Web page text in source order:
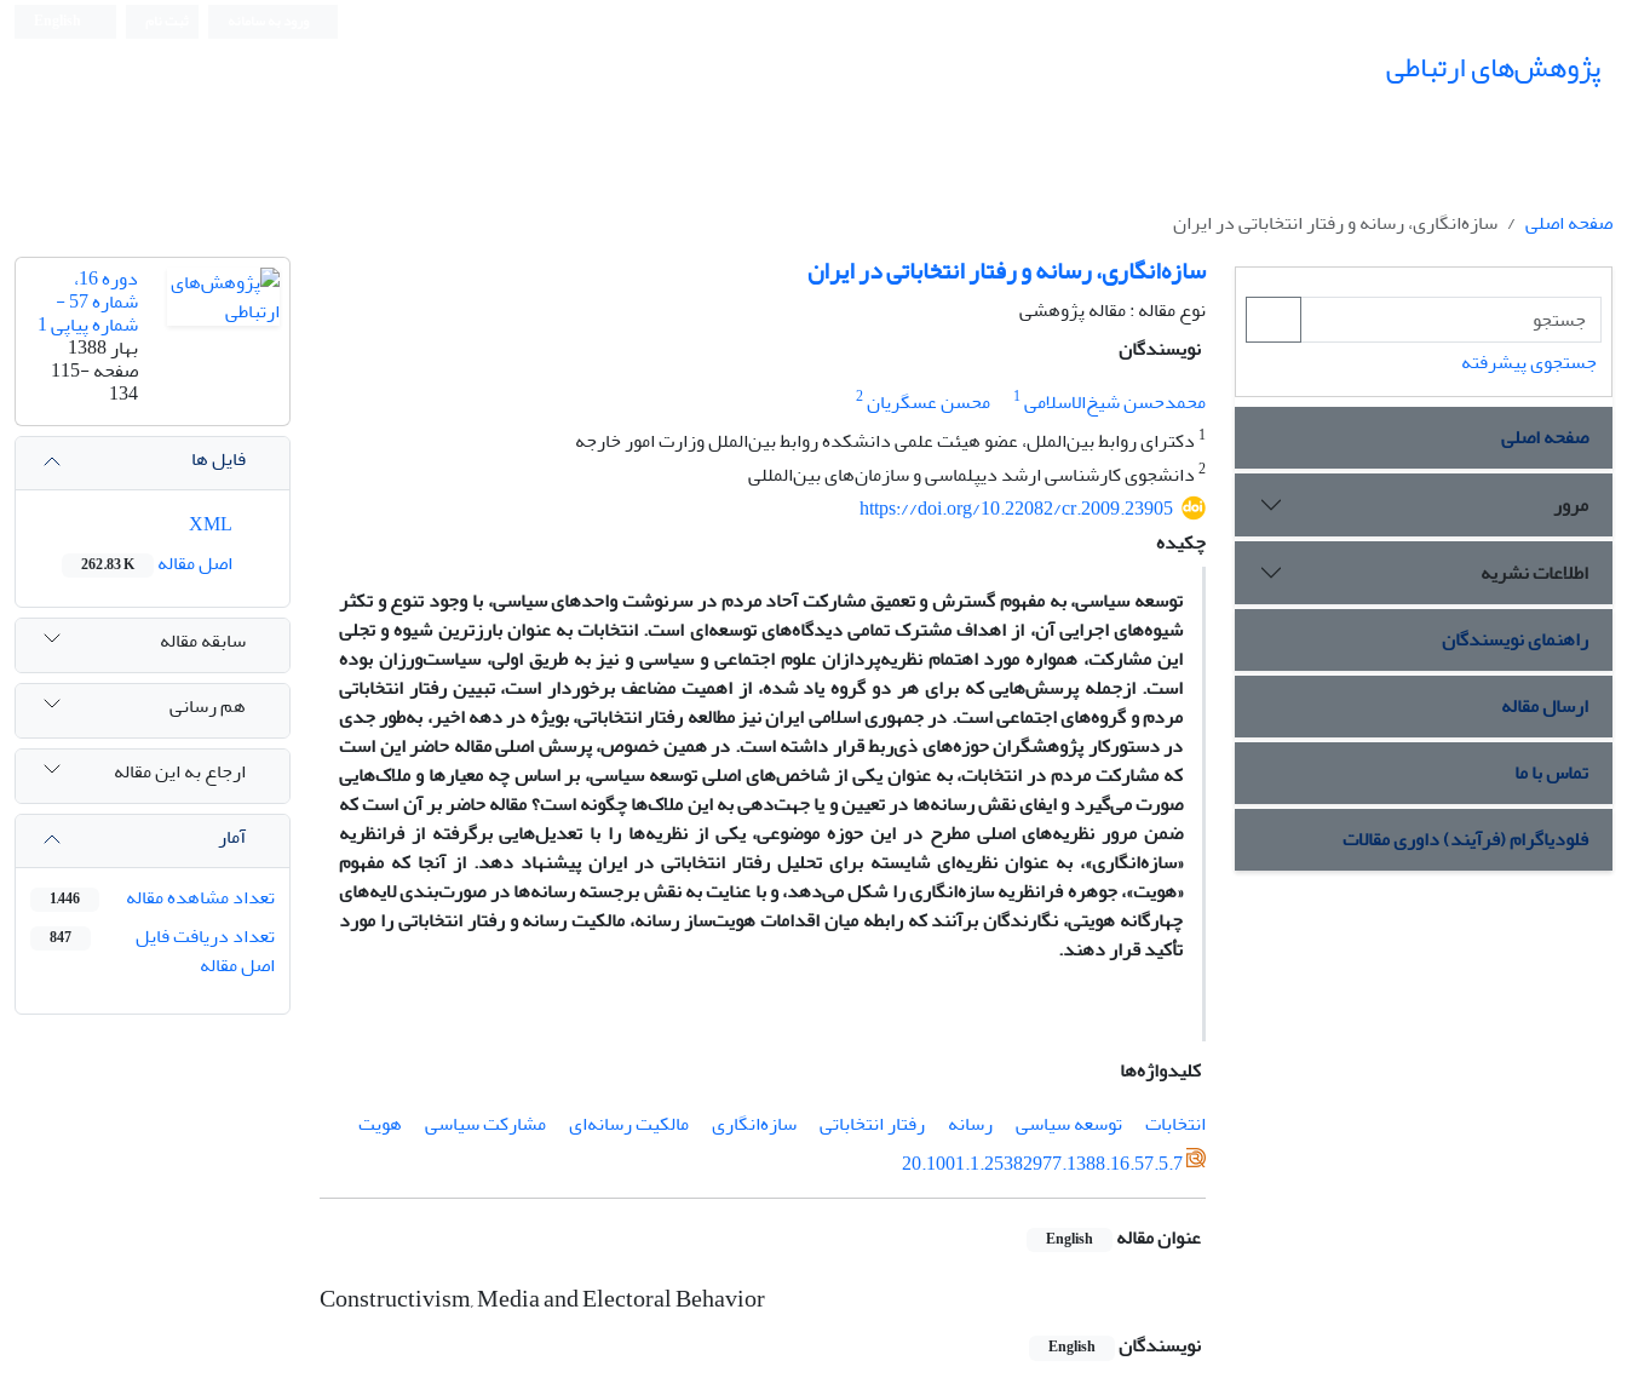
پژوهش‌های ارتباطی
صفحه اصلی سازه‌انگاری، رسانه و رفتار انتخاباتی در ایران
سازه‌انگاری، رسانه و رفتار انتخاباتی در ایران
نوع مقاله : مقاله پژوهشی
نویسندگان
محمدحسن شیخ‌الاسلامی1 محسن عسگریان2
1 دکترای روابط بین‌الملل، عضو هیئت علمی دانشکده روابط بین‌الملل وزارت امور خارجه
2دانشجوی کارشناسی ارشد دیپلماسی و سازمان‌های بین‌المللی
https://doi.org/10.22082/cr.2009.23905
چکیده
توسعه سیاسی، به مفهوم گسترش و تعمیق مشارکت آحاد مردم در سرنوشت واحدهای سیاسی، با وجود تنوع و تکثر
شیوه‌های اجرایی آن، از اهداف مشترک تمامی دیدگاه‌های توسعه‌ای است. انتخابات به عنوان بارزترین شیوه و تجلی
این مشارکت، همواره مورد اهتمام نظریه‌پردازان علوم اجتماعی و سیاسی و نیز به طریق اولی، سیاست‌ورزان بوده
است. ازجمله پرسش‌هایی که برای هر دو گروه یاد شده، از اهمیت مضاعف برخوردار است، تبیین رفتار انتخاباتی
مردم و گروه‌های اجتماعی است. در جمهوری اسلامی ایران نیز مطالعه رفتار انتخاباتی، بویژه در دهه اخیر، به‌طور جدی
در دستورکار پژوهشگران حوزه‌های ذی‌ربط قرار داشته است. در همین خصوص، پرسش اصلی مقاله حاضر این است
که مشارکت مردم در انتخابات، به عنوان یکی از شاخص‌های اصلی توسعه سیاسی، بر اساس چه معیارها و ملاک‌هایی
صورت می‌گیرد و ایفای نقش رسانه‌ها در تعیین و یا جهت‌دهی به این ملاک‌ها چگونه است؟ مقاله حاضر بر آن است که
ضمن مرور نظریه‌های اصلی مطرح در این حوزه موضوعی، یکی از نظریه‌ها را با تعدیل‌هایی برگرفته از فرانظریه
«سازه‌انگاری»، به عنوان نظریه‌ای شایسته برای تحلیل رفتار انتخاباتی در ایران پیشنهاد دهد. از آنجا که مفهوم
«هویت»، جوهره فرانظریه سازه‌انگاری را شکل می‌دهد، و با عنایت به نقش برجسته رسانه‌ها در صورت‌بندی لایه‌های
چهارگانه هویتی، نگارندگان برآنند که رابطه میان اقدامات هویت‌ساز رسانه، مالکیت رسانه و رفتار انتخاباتی را مورد
تأکید قرار دهند.
کلیدواژه‌ها
انتخابات
توسعه سیاسی رسانه رفتار انتخاباتی سازه‌انگاری مالکیت رسانه‌ای مشارکت سیاسی
هویت
20.1001.1.25382977.1388.16.57.5.7
عنوان مقاله English
Constructivism, Media and Electoral Behavior
نویسندگان English
دوره 16،
شماره 57 -
شماره پیاپی 1
بهار 1388
صفحه115-
134
فایل ها
اصل مقاله
262.83 K
سابقه مقاله
هم رسانی
ارجاع به این مقاله
آمار
تعداد مشاهده مقاله
1,446
تعداد دریافت فایل
اصل مقاله
847
جستجوی پیشرفته
صفحه اصلی
مرور
اطلاعات نشریه
راهنمای نویسندگان
ارسال مقاله
تماس با ما
فلودیاگرام (فرآیند) داوری مقالات